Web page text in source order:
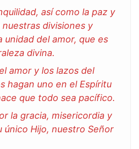
así como la paz y
nuestras divisiones y
unidad del amor, que es
divina.
amor y los lazos del
hagan uno en el Espíritu
que todo sea pacífico.
la gracia, misericordia y
único Hijo, nuestro Señor